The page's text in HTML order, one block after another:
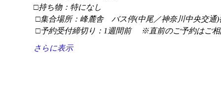
□持ち物：特になし
□集合場所：峰麓舎　バス停(中尾／神奈川中央交通)
□予約受付締切り：1週間前 　※直前のご予約はご
さらに表示